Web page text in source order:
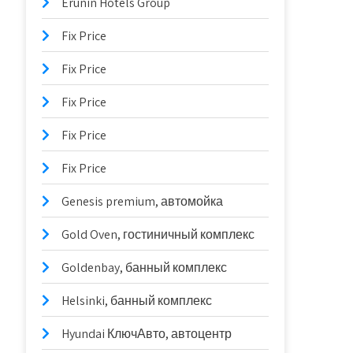
Fix Price
Fix Price
Fix Price
Fix Price
Fix Price
Genesis premium, автомойка
Gold Oven, гостиничный комплекс
Goldenbay, банный комплекс
Helsinki, банный комплекс
Hyundai КлючАвто, автоцентр